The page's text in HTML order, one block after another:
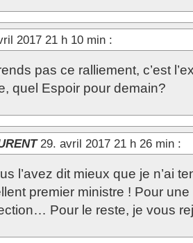
2017 21 h 10 min :
pas ce ralliement, c’est
quel Espoir pour demain?
29. avril 2017 21 h 26 min :
l’avez dit mieux que je n’ai
premier ministre ! Pour une
Pour le reste, je vous